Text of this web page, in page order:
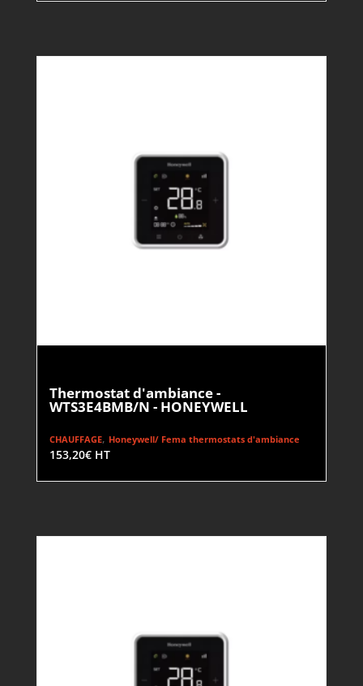
Thermostat d'ambiance -
WTS3E4BMB/N - HONEYWELL
CHAUFFAGE, Honeywell/ Fema thermostats d'ambiance
153,20€ HT